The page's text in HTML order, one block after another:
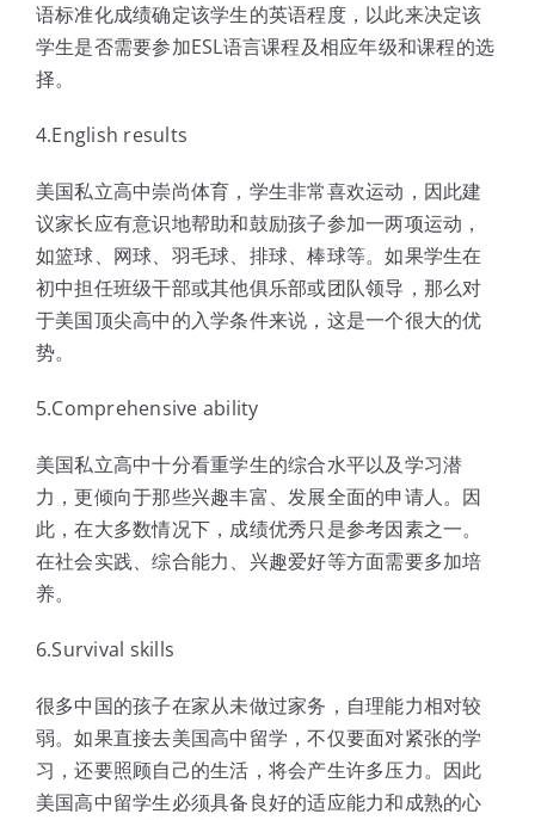
语标准化成绩确定该学生的英语程度，以此来决定该
学生是否需要参加ESL语言课程及相应年级和课程的选
择。
4.English results
美国私立高中崇尚体育，学生非常喜欢运动，因此建
议家长应有意识地帮助和鼓励孩子参加一两项运动，
如篮球、网球、羽毛球、排球、棒球等。如果学生在
初中担任班级干部或其他俱乐部或团队领导，那么对
于美国顶尖高中的入学条件来说，这是一个很大的优
势。
5.Comprehensive ability
美国私立高中十分看重学生的综合水平以及学习潜
力，更倾向于那些兴趣丰富、发展全面的申请人。因
此，在大多数情况下，成绩优秀只是参考因素之一。
在社会实践、综合能力、兴趣爱好等方面需要多加培
养。
6.Survival skills
很多中国的孩子在家从未做过家务，自理能力相对较
弱。如果直接去美国高中留学，不仅要面对紧张的学
习，还要照顾自己的生活，将会产生许多压力。因此
美国高中留学生必须具备良好的适应能力和成熟的心